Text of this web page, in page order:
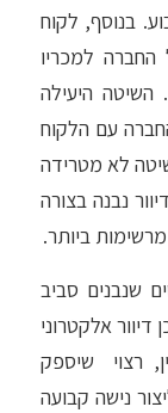
בנוסף, לקוח
למכריו
השיטה היעילה
עם הלקוח
לא מטרידה
נבנה בצורה
ביותר.
שנבנים סביב
אלקטרוני
רצוי שיספק
נישה קבועה